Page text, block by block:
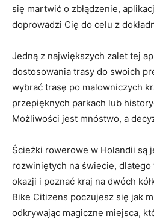
się martwić o zbłądzenie,
doprowadzi Cię do celu z
Jedną z największych ⁤zalet tej
dostosowania trasy do swoich
wybrać ​trasę po malowniczych
przepięknych parkach lub
Możliwości jest mnóstwo, ‍a
Ścieżki ​rowerowe w Holandii są
rozwiniętych na świecie,‌
okazji i poznać kraj na dwóch
Bike Citizens poczujesz się jak
‌odkrywając magiczne miejsca,